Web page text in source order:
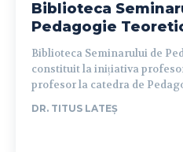
Biblioteca
Pedagogie
Biblioteca Seminarului de
constituit la inițiativa
profesor la catedra de
DR. TITUS LATEȘ